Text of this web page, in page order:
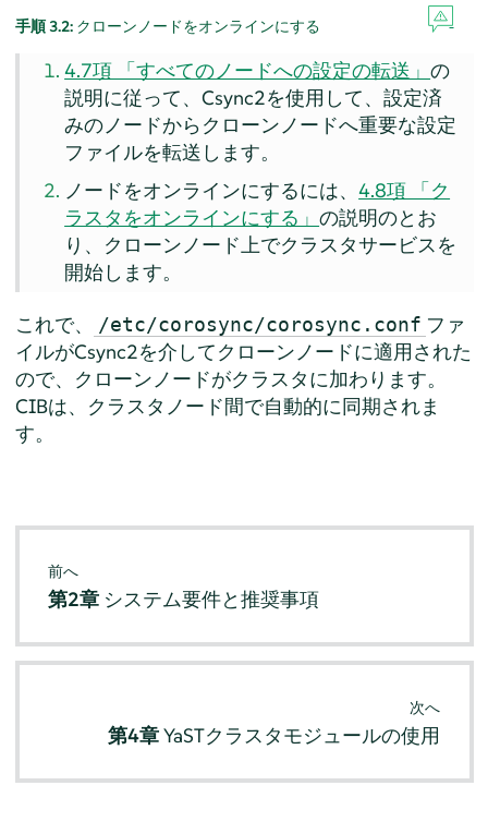
手順 3.2: クローンノードをオンラインにする
4.7項 「すべてのノードへの設定の転送」の
説明に従って、Csync2を使用して、設定済
みのノードからクローンノードへ重要な設定
ファイルを転送します。
ノードをオンラインにするには、4.8項 「ク
ラスタをオンラインにする」の説明のとお
り、クローンノード上でクラスタサービスを
開始します。
これで、 /etc/corosync/corosync.conf ファ
イルがCsync2を介してクローンノードに適用された
ので、クローンノードがクラスタに加わります。
CIBは、クラスタノード間で自動的に同期されま
す。
前へ
第2章 システム要件と推奨事項
次へ
第4章YaSTクラスタモジュールの使用